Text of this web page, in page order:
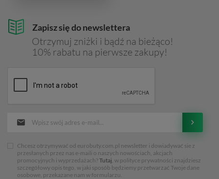
Zapisz się do newslettera
Otrzymuj zniżki i bądź na bieżąco!
10% rabatu na pierwsze zakupy!
Chcesz otrzymywać od eurobuty.com.pl newsletter i dowiadywać sie z
przesłanych przez nas e-maili o naszych nowościach, akcjach
promocyjnych i wyprzedażach? Tutaj , w polityce prywatności znajdziesz
szczegółowy opis tego, w jaki sposób będziemy przetwarzać Twoje dane
osobowe, przekazane nam w formularzu.